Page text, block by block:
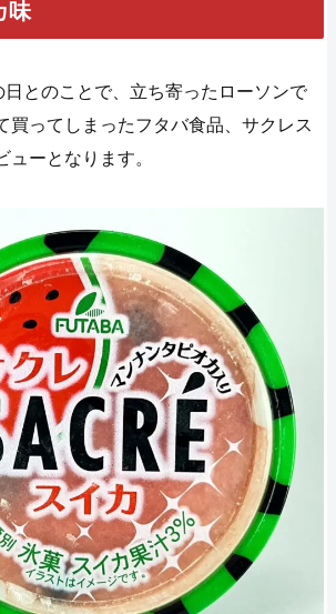
味
とのことで、立ち寄ったローソンで
買ってしまったフタバ食品、サクレス
ューとなります。